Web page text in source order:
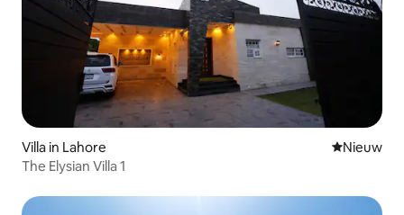
Villa in Lahore Nieuwe
Nieuw
The Elysian Villa 1